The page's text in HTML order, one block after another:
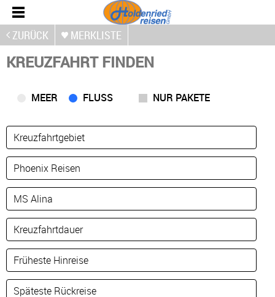
ZURÜCK MERKLISTE
KREUZFAHRT FINDEN
MEER FLUSS NUR PAKETE